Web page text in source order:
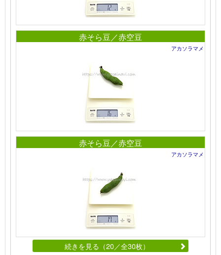
赤そら豆／赤空豆
アカソラマメ
赤そら豆／赤空豆
アカソラマメ
続きを見る（20／全30枚）